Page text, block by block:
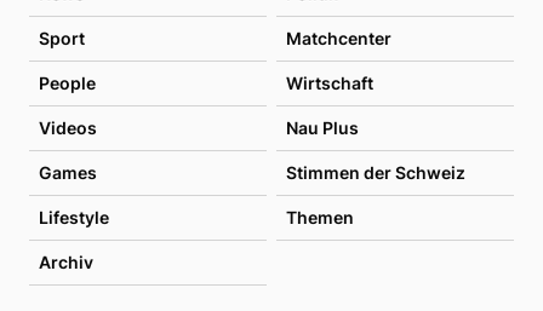
Sport Matchcenter
People Wirtschaft
Videos Nau Plus
Games Stimmen der Schweiz
Lifestyle Themen
Archiv